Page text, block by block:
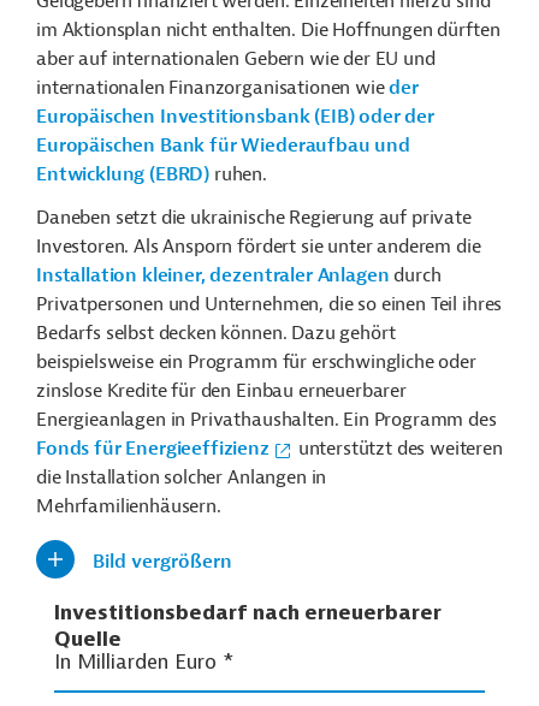
im Aktionsplan nicht enthalten. Die Hoffnungen dürften
aber auf internationalen Gebern wie der EU und
internationalen Finanzorganisationen wieder
Europäischen Investitionsbank (EIB) oder der
Europäischen Bank für Wiederaufbau und
Entwicklung (EBRD) ruhen.
Daneben setzt die ukrainische Regierung auf private
Investoren. Als Ansporn fördert sie unter anderem die
Installation kleiner, dezentraler Anlagen durch
Privatpersonen und Unternehmen, die so einen Teil ihres
Bedarfs selbst decken können. Dazu gehört
beispielsweise ein Programm für erschwingliche oder
zinslose Kredite für den Einbau erneuerbarer
Energieanlagen in Privathaushalten. Ein Programm des
Fonds für Energieeffizienz
unterstützt des weiteren
die Installation solcher Anlangen in
Mehrfamilienhäusern.
Bild vergrößern